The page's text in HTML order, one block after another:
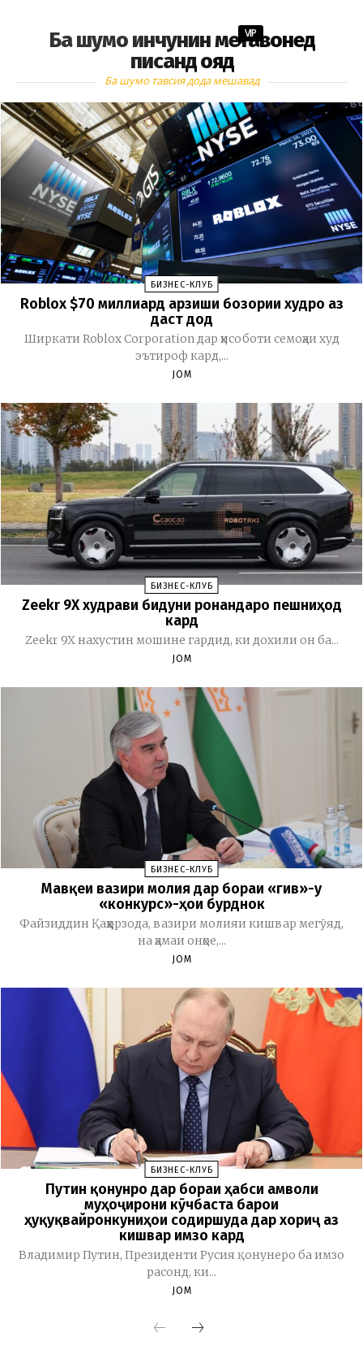
Ба шумо инчунин метавонед
писанд ояд
VIP
Ба шумо тавсия дода мешавад
БИЗНЕС-КЛУБ
Roblox $70 миллиард арзиши бозории худро аз
даст дод
Ширкати Roblox Corporation дар ҳисоботи семоҳаи худ
эътироф кард,...
JOM
БИЗНЕС-КЛУБ
Zeekr 9X худрави бидуни ронандаро пешниҳод
кард
Zeekr 9X нахустин мошине гардид, ки дохили он ба...
JOM
БИЗНЕС-КЛУБ
Мавқеи вазири молия дар бораи «гив»-у
«конкурс»-ҳои бурднок
Файзиддин Қаҳҳорзода, вазири молияи кишвар мегӯяд,
на ҳамаи онҳое,...
JOM
БИЗНЕС-КЛУБ
Путин қонунро дар бораи ҳабси амволи
муҳоҷирони кӯчбаста барои
ҳуқуқвайронкуниҳои содиршуда дар хориҷ аз
кишвар имзо кард
Владимир Путин, Президенти Русия қонунеро ба имзо
расонд, ки...
JOM